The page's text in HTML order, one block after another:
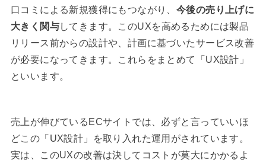
口コミによる新規獲得にもつながり、 今後の売り上げに
大きく関与してきます。このUXを高めるためには製品
リリース前からの設計や、計画に基づいたサービス改善
が必要になってきます。これらをまとめて「UX設計」
といいます。
売上が伸びているECサイトでは、必ずと言っていいほ
どこの「UX設計」を取り入れた運用がされています。
実は、このUXの改善は決してコストが莫大にかかるよ